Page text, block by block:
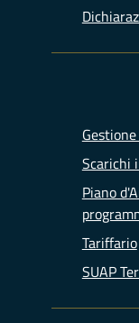
Scarichi
Piano
Tariffario
SUAP